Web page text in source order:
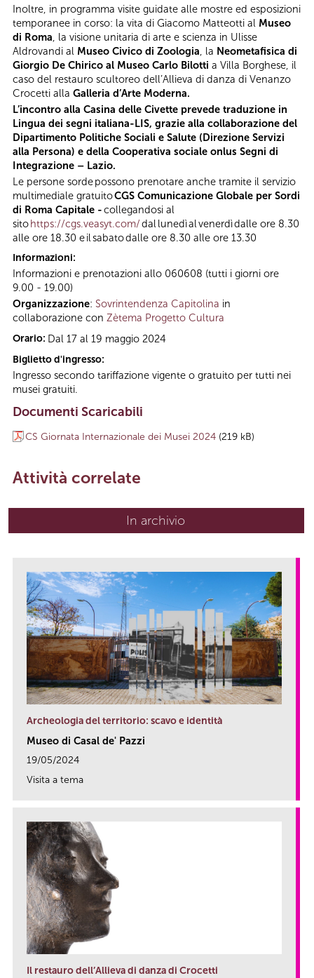
Inoltre, in programma visite guidate alle mostre ed esposizioni
temporanee in corso: la vita di Giacomo Matteotti al Museo
di Roma, la visione unitaria di arte e scienza in Ulisse
Aldrovandi al Museo Civico di Zoologia, la Neometafisica di
Giorgio De Chirico al Museo Carlo Bilotti a Villa Borghese, il
caso del restauro scultoreo dell’Allieva di danza di Venanzo
Crocetti alla Galleria d’Arte Moderna.
L’incontro alla Casina delle Civette prevede traduzione in
Lingua dei segni italiana-LIS, grazie alla collaborazione del
Dipartimento Politiche Sociali e Salute (Direzione Servizi
alla Persona) e della Cooperativa sociale onlus Segni di
Integrazione – Lazio.
Le persone sorde possono prenotare anche tramite il servizio
multimediale gratuitoCGS Comunicazione Globale per Sordi
di Roma Capitale -collegandosi al
sitohttps://cgs.veasyt.com/dal lunedì al venerdì dalle ore 8.30
alle ore 18.30 e il sabato dalle ore 8.30 alle ore 13.30
Informazioni:
Informazioni e prenotazioni allo 060608 (tutti i giorni ore
9.00 - 19.00)
Organizzazione: Sovrintendenza Capitolina in
collaborazione con Zètema Progetto Cultura
Orario: Dal 17 al 19 maggio 2024
Biglietto d'ingresso:
Ingresso secondo tariffazione vigente o gratuito per tutti nei
musei gratuiti.
Documenti Scaricabili
CS Giornata Internazionale dei Musei 2024 (219 kB)
Attività correlate
In archivio
Archeologia del territorio: scavo e identità
Museo di Casal de' Pazzi
19/05/2024
Visita a tema
Il restauro dell’Allieva di danza di Crocetti